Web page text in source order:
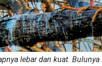
lebar dan kuat. Bulunya